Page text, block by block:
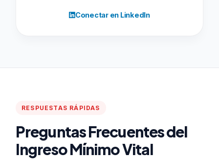
Conectar en LinkedIn
RESPUESTAS RÁPIDAS
Preguntas Frecuentes del
Ingreso Mínimo Vital